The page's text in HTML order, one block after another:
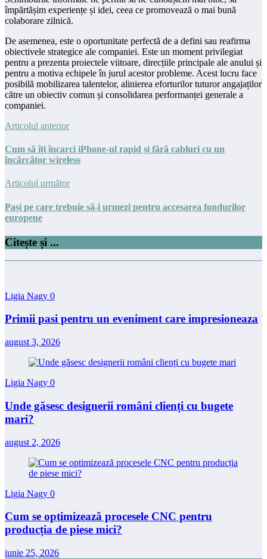
împărtășim experiențe și idei, ceea ce promovează o mai bună
colaborare zilnică.
De asemenea, este o oportunitate perfectă de a defini sau reafirma
obiectivele strategice ale companiei. Este un moment privilegiat
pentru a prezenta proiectele viitoare, direcțiile principale ale anului și
pentru a motiva echipele în jurul acestor probleme. Acest lucru face
posibilă mobilizarea talentelor, alinierea eforturilor tuturor angajaților
către un obiectiv comun și consolidarea performanței generale a
companiei.
Articolul anterior
Cum să îți încarci iPhone-ul rapid și fără cabluri cu un
încărcător wireless
Articolul următor
Pași pe care trebuie să-i urmezi pentru accesarea fondurilor
europene
Citește și ...
Ligia Nagy 0
Primii pasi pentru un eveniment care impresioneaza
august 3, 2026
Ligia Nagy 0
Unde găsesc designerii români clienți cu bugete
mari?
august 2, 2026
Ligia Nagy 0
Cum se optimizează procesele CNC pentru
producția de piese mici?
iunie 25, 2026